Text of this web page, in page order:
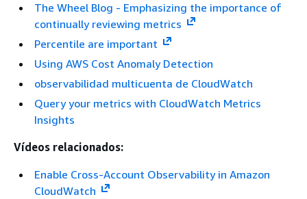
The Wheel Blog - Emphasizing the importance of
continually reviewing metrics
Percentile are important
Using AWS Cost Anomaly Detection
observabilidad multicuenta de CloudWatch
Query your metrics with CloudWatch Metrics
Insights
Vídeos relacionados:
Enable Cross-Account Observability in Amazon
CloudWatch